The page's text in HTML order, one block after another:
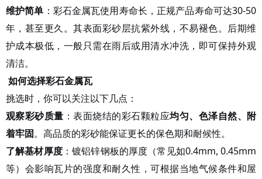
维护简单 ：彩石金属瓦使用寿命长，正规产品寿命可达30-50
年，甚至更久。其表面彩砂层抗紫外线，不易褪色。后期维
护成本极低，一般只需在雨后或用清水冲洗，即可保持外观
清洁。
如何选择彩石金属瓦
挑选时，你可以关注以下几点：
观察彩砂质量 ：表面烧结的彩石颗粒应均匀、色泽自然、附
着牢固。高品质的彩砂能保证更长的保色期和耐候性。
了解基材厚度：镀铝锌钢板的厚度（常见如0.4mm, 0.45mm
等）会影响瓦片的强度和耐久性，可根据当地气候条件和屋